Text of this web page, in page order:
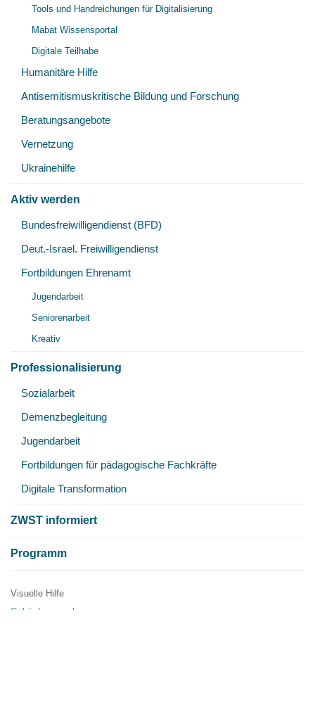
Tools und Handreichungen für Digitalisierung
Mabat Wissensportal
Digitale Teilhabe
Humanitäre Hilfe
Antisemitismuskritische Bildung und Forschung
Beratungsangebote
Vernetzung
Ukrainehilfe
Aktiv werden
Bundesfreiwilligendienst (BFD)
Deut.-Israel. Freiwilligendienst
Fortbildungen Ehrenamt
Jugendarbeit
Seniorenarbeit
Kreativ
Professionalisierung
Sozialarbeit
Demenzbegleitung
Jugendarbeit
Fortbildungen für pädagogische Fachkräfte
Digitale Transformation
ZWST informiert
Programm
Metanavigation
Visuelle Hilfe
Gebärdensprache